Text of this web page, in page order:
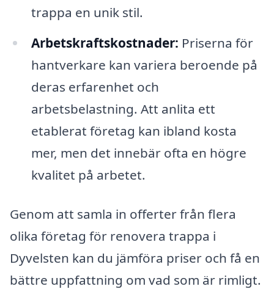
trappa en unik stil.
Arbetskraftskostnader: Priserna för
hantverkare kan variera beroende på
deras erfarenhet och
arbetsbelastning. Att anlita ett
etablerat företag kan ibland kosta
mer, men det innebär ofta en högre
kvalitet på arbetet.
Genom att samla in offerter från flera
olika företag för renovera trappa i
Dyvelsten kan du jämföra priser och få en
bättre uppfattning om vad som är rimligt.